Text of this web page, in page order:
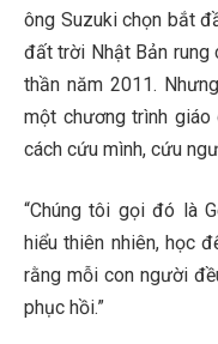
ông Suzuki chọn bắt
đất trời Nhật Bản rung
thần năm 2011.
một chương trình
cách cứu mình, cứu
“Chúng tôi gọi đó là
hiểu thiên nhiên, học
rằng mỗi con người
phục hồi.”